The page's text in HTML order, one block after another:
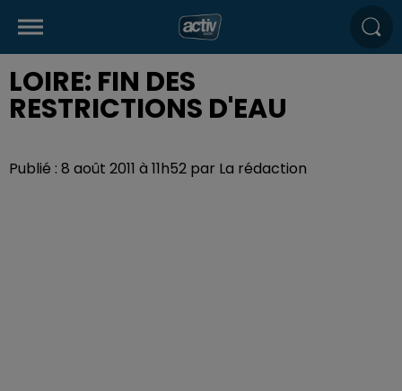
LOIRE: FIN DES
RESTRICTIONS D'EAU
Publié : 8 août 2011 à 11h52 par La rédaction